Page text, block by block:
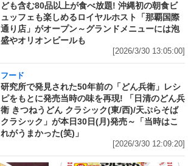
ども含む80品以上が食べ放題! 沖縄初の朝食ビ
ュッフェも楽しめるロイヤルホスト「那覇国際
通り店」がオープン～グランドメニューには泡
盛やオリオンビールも
[2026/3/30 13:05:00]
フード
研究所で発見された50年前の「どん兵衛」レシ
ピをもとに発売当時の味を再現! 「日清のどん兵
衛 きつねうどん クラシック(東/西)/天ぷらそば
クラシック」が本日30日(月)発売～「当時はこ
れがうまかった(笑)」
[2026/3/30 12:09:20]